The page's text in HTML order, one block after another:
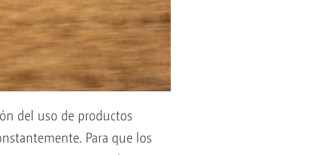
del uso de productos
Para que los